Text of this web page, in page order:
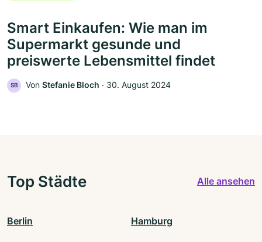
Smart Einkaufen: Wie man im
Supermarkt gesunde und
preiswerte Lebensmittel findet
SB Von Stefanie Bloch ‧ 30. August 2024
Top Städte Alle ansehen
Berlin Hamburg